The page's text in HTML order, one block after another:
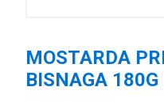
MOSTARDA
BISNAGA